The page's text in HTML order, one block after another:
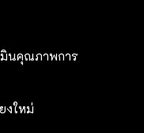
มินคุณภาพการ
งใหม่